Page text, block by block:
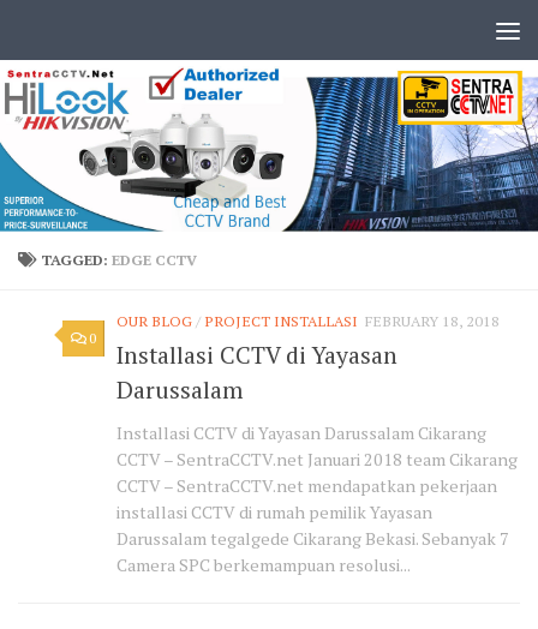
TAGGED:EDGE CCTV
0
OUR BLOG/ PROJECT INSTALLASI FEBRUARY 18, 2018
Installasi CCTV di Yayasan
Darussalam
Installasi CCTV di Yayasan Darussalam Cikarang
CCTV – SentraCCTV.net Januari 2018 team Cikarang
CCTV – SentraCCTV.net mendapatkan pekerjaan
installasi CCTV di rumah pemilik Yayasan
Darussalam tegalgede Cikarang Bekasi. Sebanyak 7
Camera SPC berkemampuan resolusi...